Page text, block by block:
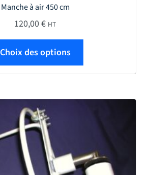
Manche à air 450 cm
120,00€ HT
Choix des options